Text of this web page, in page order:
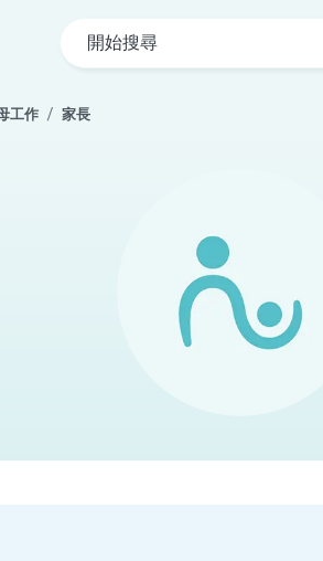
開始搜尋
工作 家長